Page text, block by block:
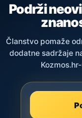
Podrži
Članstvo pomaže
dodatne sadržaje